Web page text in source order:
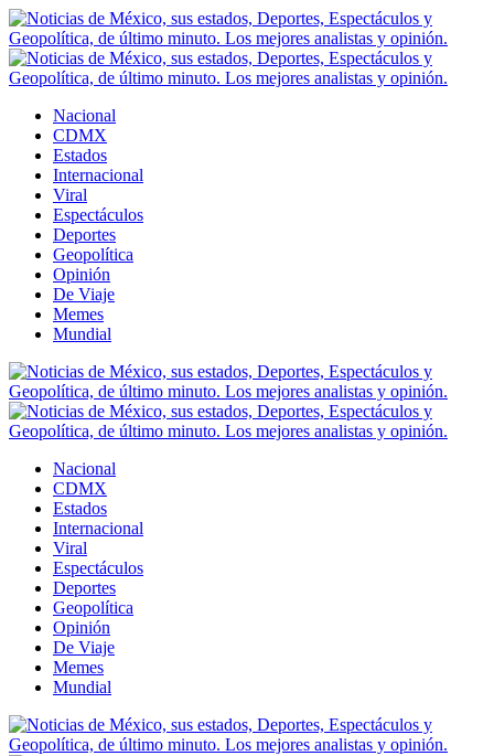
Nacional
CDMX
Estados
Internacional
Viral
Espectáculos
Deportes
Geopolítica
Opinión
De Viaje
Memes
Mundial
Nacional
CDMX
Estados
Internacional
Viral
Espectáculos
Deportes
Geopolítica
Opinión
De Viaje
Memes
Mundial